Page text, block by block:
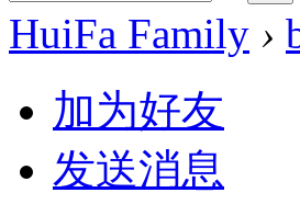
HuiFa Family ›
加为好友
发送消息